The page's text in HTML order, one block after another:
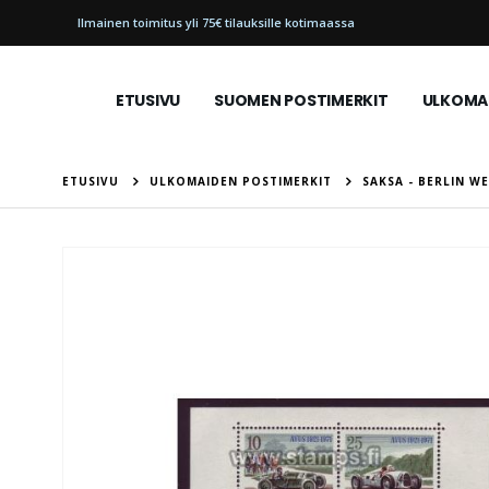
Ilmainen toimitus yli 75€ tilauksille kotimaassa
ETUSIVU SUOMEN POSTIMERKIT
ETUSIVU ULKOMAIDEN POSTIMERKIT SAKSA - BERLIN